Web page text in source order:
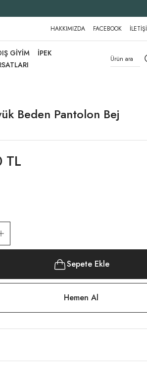
HAKKIMIZDA FACEBOOK
GİYİM
İPEK
Beden Pantolon Bej
TL
Sepete Ekle
Hemen Al